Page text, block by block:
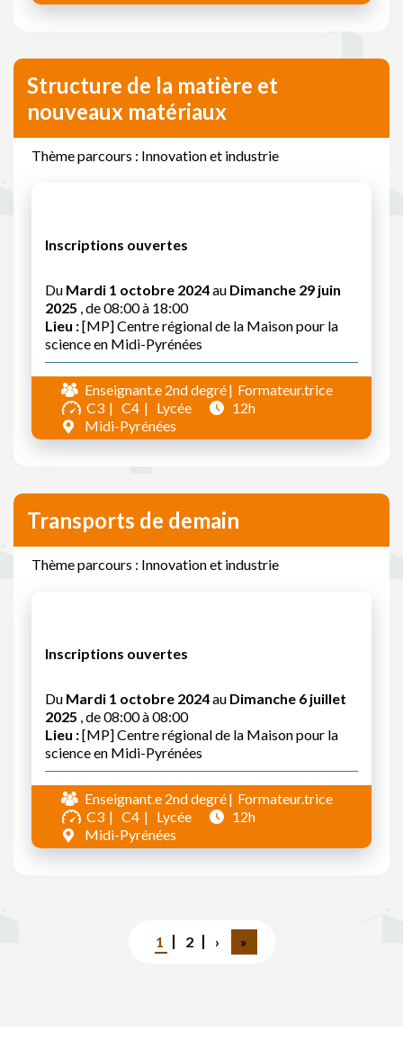
Structure de la matière et
nouveaux matériaux
Thème parcours : Innovation et industrie
Inscriptions ouvertes
Du Mardi 1 octobre 2024au Dimanche 29 juin
2025 , de 08:00 à 18:00
Lieu :[MP] Centre régional de la Maison pour la
science en Midi-Pyrénées
Enseignant.e 2nd degré
Formateur.trice
C3
C4 Lycée
12h
Midi-Pyrénées
Transports de demain
Thème parcours : Innovation et industrie
Inscriptions ouvertes
Du Mardi 1 octobre 2024au Dimanche 6 juillet
2025 , de 08:00 à 08:00
Lieu :[MP] Centre régional de la Maison pour la
science en Midi-Pyrénées
Enseignant.e 2nd degré
Formateur.trice
C3
C4 Lycée
12h
Midi-Pyrénées
Page
courante
1 Page
2
Page
suivante
›
Dernière
page
»